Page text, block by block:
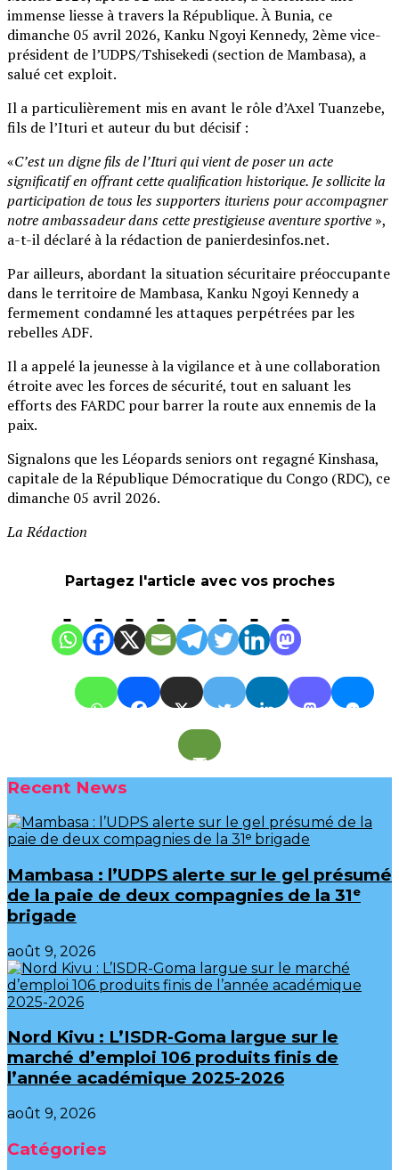
immense liesse à travers la République. À Bunia, ce
dimanche 05 avril 2026, Kanku Ngoyi Kennedy, 2ème vice-
président de l’UDPS/Tshisekedi (section de Mambasa), a
salué cet exploit.
Il a particulièrement mis en avant le rôle d’Axel Tuanzebe,
fils de l’Ituri et auteur du but décisif :
«C’est un digne fils de l’Ituri qui vient de poser un acte
significatif en offrant cette qualification historique. Je sollicite la
participation de tous les supporters ituriens pour accompagner
notre ambassadeur dans cette prestigieuse aventure sportive »,
a-t-il déclaré à la rédaction de panierdesinfos.net.
Par ailleurs, abordant la situation sécuritaire préoccupante
dans le territoire de Mambasa, Kanku Ngoyi Kennedy a
fermement condamné les attaques perpétrées par les
rebelles ADF.
Il a appelé la jeunesse à la vigilance et à une collaboration
étroite avec les forces de sécurité, tout en saluant les
efforts des FARDC pour barrer la route aux ennemis de la
paix.
Signalons que les Léopards seniors ont regagné Kinshasa,
capitale de la République Démocratique du Congo (RDC), ce
dimanche 05 avril 2026.
La Rédaction
Partagez l'article avec vos proches
Recent News
Mambasa : l’UDPS alerte sur le gel présumé
de la paie de deux compagnies de la 31ᵉ
brigade
août 9, 2026
Nord Kivu : L’ISDR-Goma largue sur le
marché d’emploi 106 produits finis de
l’année académique 2025-2026
août 9, 2026
Catégories